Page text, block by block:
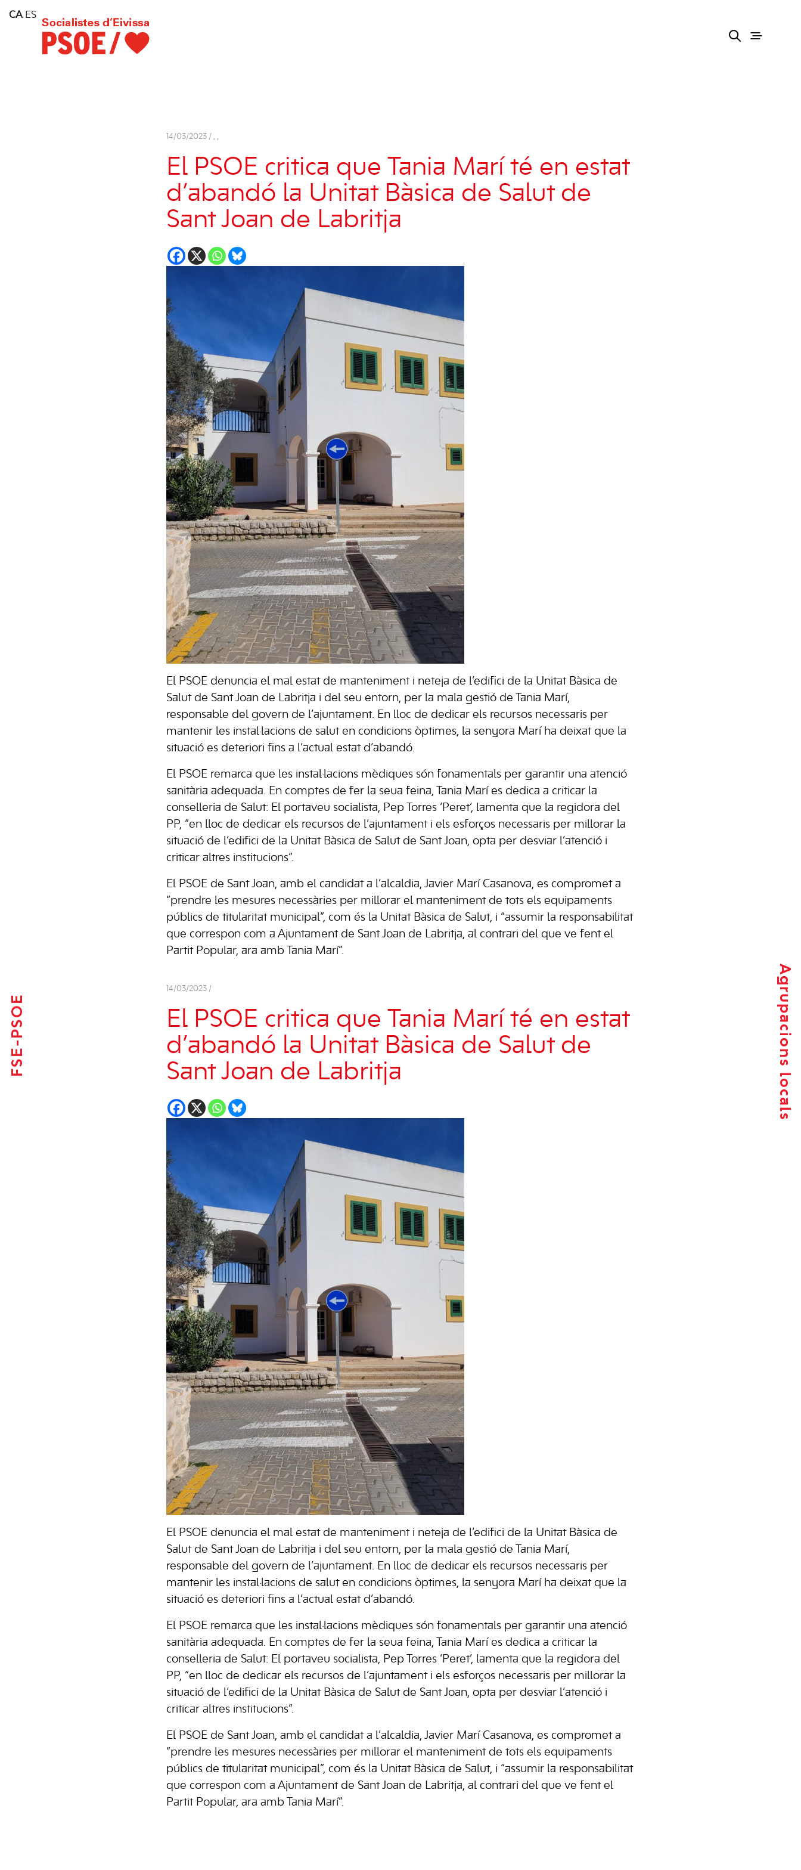
Consell Insular d'Eivissa
Services
FSE-PSOE Agrupacions locals
14/03/2023 / , ,
El PSOE critica que Tania Marí té en estat
d’abandó la Unitat Bàsica de Salut de
Sant Joan de Labritja
El PSOE denuncia el mal estat de manteniment i neteja de l’edifici de la Unitat Bàsica de
Salut de Sant Joan de Labritja i del seu entorn, per la mala gestió de Tania Marí,
responsable del govern de l’ajuntament. En lloc de dedicar els recursos necessaris per
mantenir les instal·lacions de salut en condicions òptimes, la senyora Marí ha deixat que la
situació es deteriori fins a l’actual estat d’abandó.
El PSOE remarca que les instal·lacions mèdiques són fonamentals per garantir una atenció
sanitària adequada. En comptes de fer la seua feina, Tania Marí es dedica a criticar la
conselleria de Salut: El portaveu socialista, Pep Torres ‘Peret’, lamenta que la regidora del
PP, “en lloc de dedicar els recursos de l’ajuntament i els esforços necessaris per millorar la
situació de l’edifici de la Unitat Bàsica de Salut de Sant Joan, opta per desviar l’atenció i
criticar altres institucions”.
El PSOE de Sant Joan, amb el candidat a l’alcaldia, Javier Marí Casanova, es compromet a
“prendre les mesures necessàries per millorar el manteniment de tots els equipaments
públics de titularitat municipal”, com és la Unitat Bàsica de Salut, i “assumir la responsabilitat
que correspon com a Ajuntament de Sant Joan de Labritja, al contrari del que ve fent el
Partit Popular, ara amb Tania Marí”.
14/03/2023 /
El PSOE critica que Tania Marí té en estat
d’abandó la Unitat Bàsica de Salut de
Sant Joan de Labritja
El PSOE denuncia el mal estat de manteniment i neteja de l’edifici de la Unitat Bàsica de
Salut de Sant Joan de Labritja i del seu entorn, per la mala gestió de Tania Marí,
responsable del govern de l’ajuntament. En lloc de dedicar els recursos necessaris per
mantenir les instal·lacions de salut en condicions òptimes, la senyora Marí ha deixat que la
situació es deteriori fins a l’actual estat d’abandó.
El PSOE remarca que les instal·lacions mèdiques són fonamentals per garantir una atenció
sanitària adequada. En comptes de fer la seua feina, Tania Marí es dedica a criticar la
conselleria de Salut: El portaveu socialista, Pep Torres ‘Peret’, lamenta que la regidora del
PP, “en lloc de dedicar els recursos de l’ajuntament i els esforços necessaris per millorar la
situació de l’edifici de la Unitat Bàsica de Salut de Sant Joan, opta per desviar l’atenció i
criticar altres institucions”.
El PSOE de Sant Joan, amb el candidat a l’alcaldia, Javier Marí Casanova, es compromet a
“prendre les mesures necessàries per millorar el manteniment de tots els equipaments
públics de titularitat municipal”, com és la Unitat Bàsica de Salut, i “assumir la responsabilitat
que correspon com a Ajuntament de Sant Joan de Labritja, al contrari del que ve fent el
Partit Popular, ara amb Tania Marí”.
CA ES